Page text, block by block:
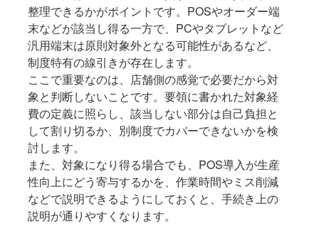
整理できるかがポイントです。POSやオーダー端
末などが該当し得る一方で、PCやタブレットなど
汎用端末は原則対象外となる可能性があるなど、
制度特有の線引きが存在します。
ここで重要なのは、店舗側の感覚で必要だから対
象と判断しないことです。要領に書かれた対象経
費の定義に照らし、該当しない部分は自己負担と
して割り切るか、別制度でカバーできないかを検
討します。
また、対象になり得る場合でも、POS導入が生産
性向上にどう寄与するかを、作業時間やミス削減
などで説明できるようにしておくと、手続き上の
説明が通りやすくなります。